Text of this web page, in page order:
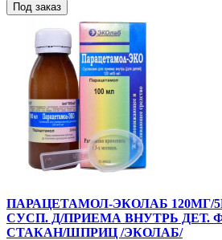
Под заказ
ПАРАЦЕТАМОЛ-ЭКОЛАБ 120МГ/
СУСП. Д/ПРИЕМА ВНУТРЬ ДЕТ.
СТАКАН/ШПРИЦ /ЭКОЛАБ/